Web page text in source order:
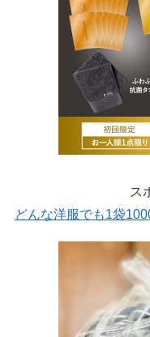
ス
どんな洋服でも1袋